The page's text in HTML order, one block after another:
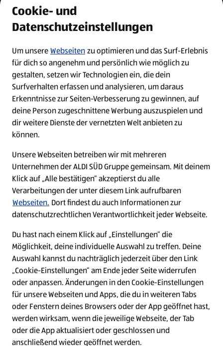
Job Benachrichtigung
Bewerberkonto
Leichte Sprache
Kontakt
W
i
r
d
a
u
f
W
i
r
d
a
u
f
W
i
r
d
a
u
f
W
i
r
d
a
Cookie - Liste
Datenschutz
Cookie- und
Datenschutzeinstellungen
Um unsereWebseitenzu optimieren und das Surf-Erlebnis
für dich so angenehm und persönlich wie möglich zu
gestalten, setzen wir Technologien ein, die dein
Surfverhalten erfassen und analysieren, um daraus
Erkenntnisse zur Seiten-Verbesserung zu gewinnen, auf
deine Person zugeschnittene Werbung auszuspielen und
dir weitere Dienste der vernetzten Welt anbieten zu
können.
Unsere Webseiten betreiben wir mit mehreren
Unternehmen der ALDI SÜD Gruppe gemeinsam. Mit deinem
Klick auf „Alle bestätigen“ akzeptierst du alle
Verarbeitungen der unter diesem Link aufrufbaren
Webseiten. Dort findest du auch Informationen zur
datenschutzrechtlichen Verantwortlichkeit jeder Webseite.
Du hast nach einem Klick auf „Einstellungen“ die
Möglichkeit, deine individuelle Auswahl zu treffen. Deine
Auswahl kannst du nachträglich jederzeit über den Link
„Cookie-Einstellungen“ am Ende jeder Seite widerrufen
oder anpassen. Änderungen in den Cookie-Einstellungen
für unsere Webseiten und Apps, die du in weiteren Tabs
oder Fenstern deines Browsers oder der App geöffnet hast,
werden wirksam, wenn die jeweilige Webseite, der Tab
oder die App aktualisiert oder geschlossen und
anschließend wieder geöffnet werden.